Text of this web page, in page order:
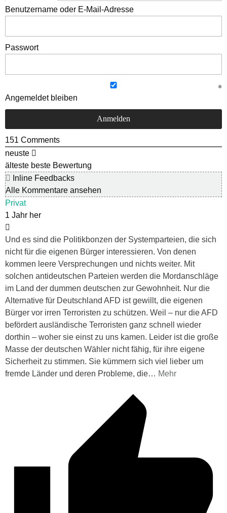
Benutzername oder E-Mail-Adresse
Passwort
Angemeldet bleiben
151 Comments
neuste
älteste beste Bewertung
Inline Feedbacks
Alle Kommentare ansehen
Privat
1 Jahr her
Und es sind die Politikbonzen der Systemparteien, die sich
nicht für die eigenen Bürger interessieren. Von denen
kommen leere Versprechungen und nichts weiter. Mit
solchen antideutschen Parteien werden die Mordanschläge
im Land der dummen deutschen zur Gewohnheit. Nur die
Alternative für Deutschland AFD ist gewillt, die eigenen
Bürger vor irren Terroristen zu schützen. Weil – nur die AFD
befördert ausländische Terroristen ganz schnell wieder
dorthin – woher sie einst zu uns kamen. Leider ist die große
Masse der deutschen Wähler nicht fähig, für ihre eigene
Sicherheit zu stimmen. Sie kümmern sich viel lieber um
fremde Länder und deren Probleme, die… Mehr